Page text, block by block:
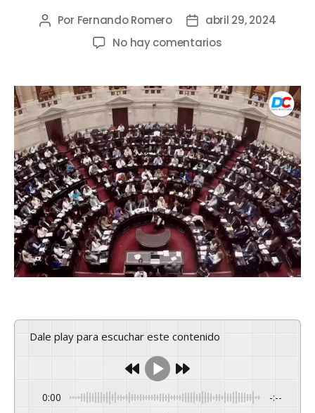
Por Fernando Romero
abril 29, 2024
No hay comentarios
Dale play para escuchar este contenido
0:00 -:--